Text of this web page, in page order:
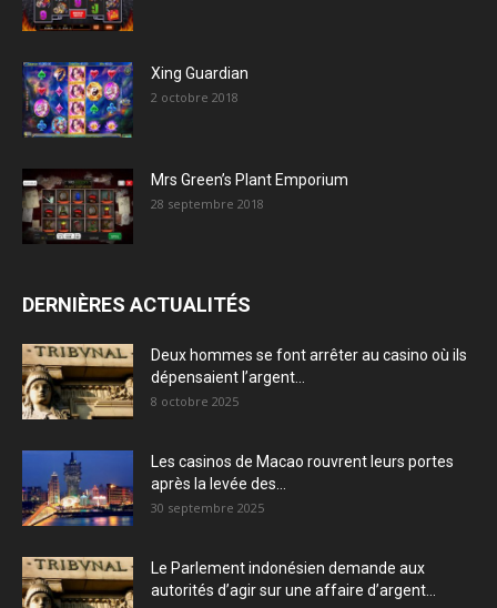
Xing Guardian
2 octobre 2018
Mrs Green’s Plant Emporium
28 septembre 2018
DERNIÈRES ACTUALITÉS
Deux hommes se font arrêter au casino où ils
dépensaient l’argent...
8 octobre 2025
Les casinos de Macao rouvrent leurs portes
après la levée des...
30 septembre 2025
Le Parlement indonésien demande aux
autorités d’agir sur une affaire d’argent...